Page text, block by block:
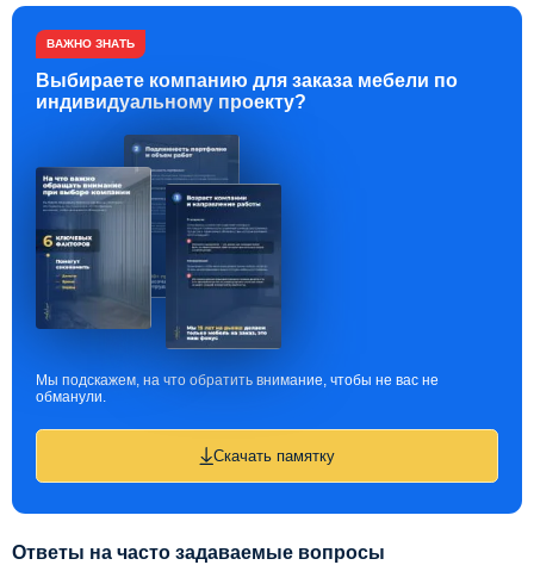
ВАЖНО ЗНАТЬ
Выбираете компанию для заказа мебели по
индивидуальному проекту?
Мы подскажем, на что обратить внимание, чтобы не вас не
обманули.
Скачать памятку
Ответы на часто задаваемые вопросы